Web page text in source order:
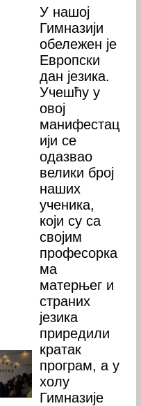
У нашој
Гимназији
обележен је
Европски
дан језика.
Учешћу у
овој
манифестац
ији се
одазвао
велики број
наших
ученика,
који су са
својим
професорка
ма
матерњег и
страних
језика
приредили
кратак
програм, а у
холу
Гимназије